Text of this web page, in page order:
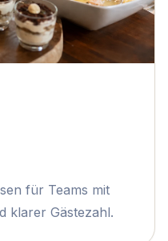
für Teams mit
klarer Gästezahl.